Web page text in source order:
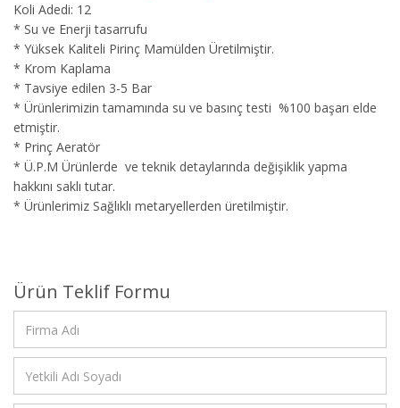
Koli Adedi: 12
* Su ve Enerji tasarrufu
* Yüksek Kaliteli Pirinç Mamülden Üretilmiştir.
* Krom Kaplama
* Tavsiye edilen 3-5 Bar
* Ürünlerimizin tamamında su ve basınç testi %100 başarı elde
etmiştir.
* Prinç Aeratör
* Ü.P.M Ürünlerde ve teknik detaylarında değişiklik yapma
hakkını saklı tutar.
* Ürünlerimiz Sağlıklı metaryellerden üretilmiştir.
Ürün Teklif Formu